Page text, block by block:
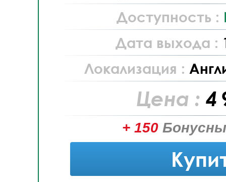
Доступность :
Дата выхода :
Локализация :
Цена : 4
+ 150